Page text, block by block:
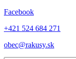
Facebook
+421 524 684 271
obec@rakusy.sk